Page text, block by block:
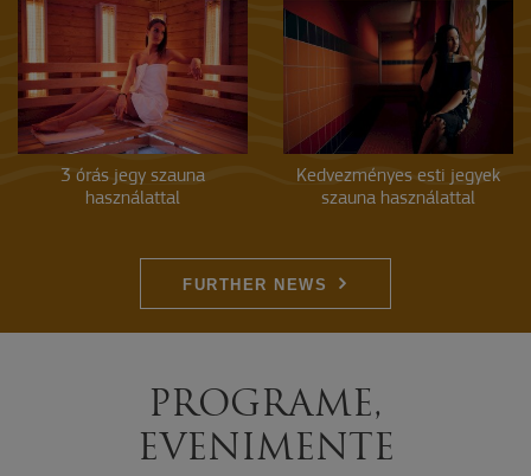
3 órás jegy szauna
használattal
Kedvezményes esti jegyek
szauna használattal
FURTHER NEWS
PROGRAME,
EVENIMENTE